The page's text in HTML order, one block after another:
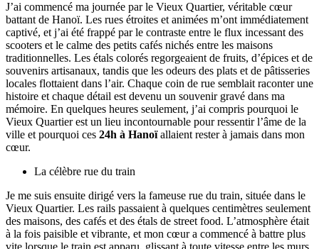
J’ai commencé ma journée par le Vieux Quartier, véritable cœur
battant de Hanoï. Les rues étroites et animées m’ont immédiatement
captivé, et j’ai été frappé par le contraste entre le flux incessant des
scooters et le calme des petits cafés nichés entre les maisons
traditionnelles. Les étals colorés regorgeaient de fruits, d’épices et de
souvenirs artisanaux, tandis que les odeurs des plats et de pâtisseries
locales flottaient dans l’air. Chaque coin de rue semblait raconter une
histoire et chaque détail est devenu un souvenir gravé dans ma
mémoire. En quelques heures seulement, j’ai compris pourquoi le
Vieux Quartier est un lieu incontournable pour ressentir l’âme de la
ville et pourquoi ces 24h à Hanoïallaient rester à jamais dans mon
cœur.
La célèbre rue du train
Je me suis ensuite dirigé vers la fameuse rue du train, située dans le
Vieux Quartier. Les rails passaient à quelques centimètres seulement
des maisons, des cafés et des étals de street food. L’atmosphère était
à la fois paisible et vibrante, et mon cœur a commencé à battre plus